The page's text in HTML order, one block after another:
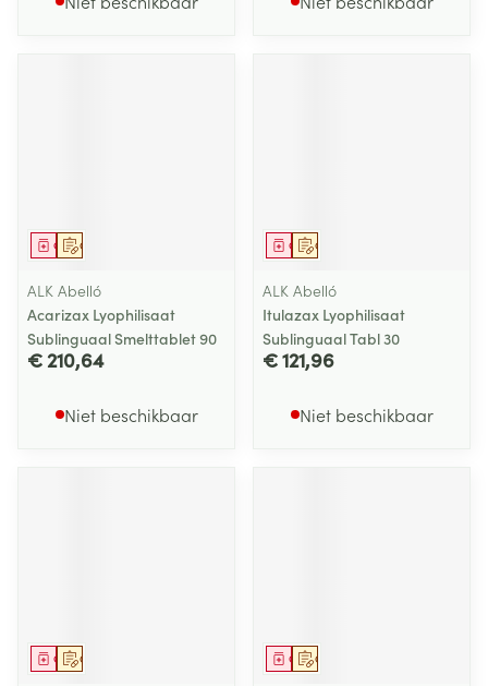
Op voorschrift
Geneesmiddel
ALK Abelló
Acarizax Lyophilisaat
Sublinguaal Smelttablet 90
€ 210,64
Niet beschikbaar
Op voorschrift
Geneesmiddel
ALK Abelló
Itulazax Lyophilisaat
Sublinguaal Tabl 30
€ 121,96
Niet beschikbaar
Op voorschrift
Geneesmiddel Op voorschrift
Geneesmiddel